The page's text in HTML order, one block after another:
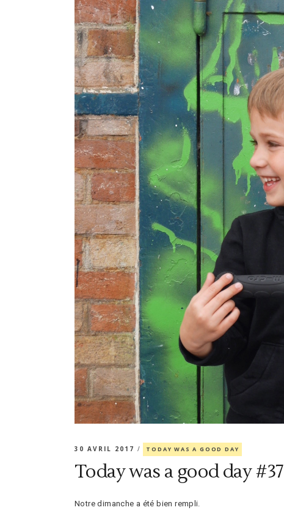
30 AVRIL 2017 TODAY WAS A GOOD DAY
Today was a good day #37
Notre dimanche a été bien rempli.